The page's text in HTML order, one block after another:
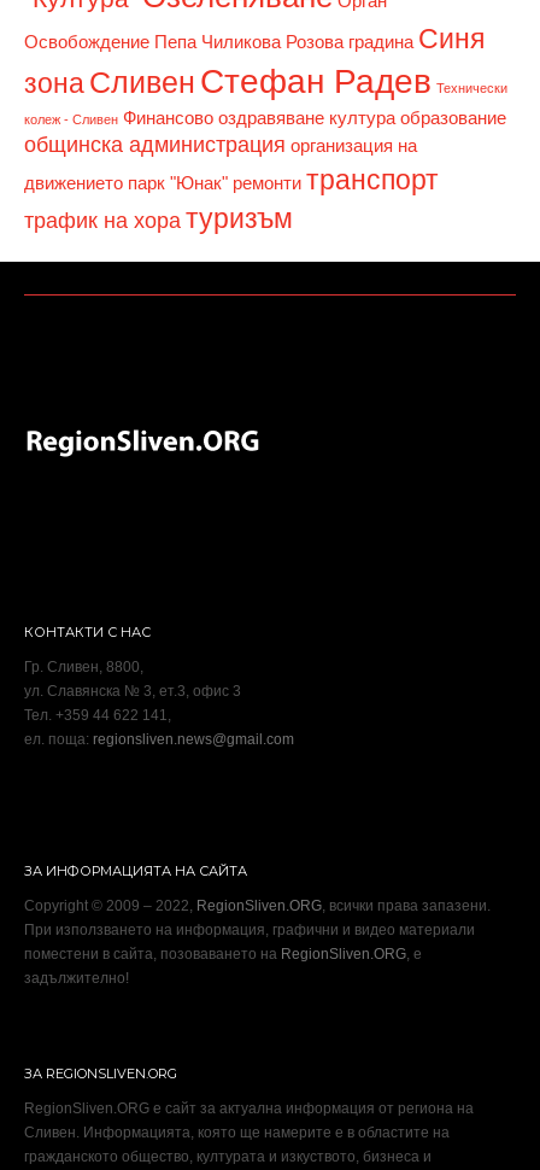
Освобождение Пепа Чиликова Розова градина Синя
зонаСливен Стефан Радев Технически
колеж - Сливен Финансово оздравяване култура образование
общинска администрация организация на
движението парк "Юнак" ремонти транспорт
трафик на хора туризъм
КОНТАКТИ С НАС
Гр. Сливен, 8800,
ул. Славянска № 3, ет.3, офис 3
Тел. +359 44 622 141,
ел. поща: regionsliven.news@gmail.com
ЗА ИНФОРМАЦИЯТА НА САЙТА
Copyright © 2009 – 2022, RegionSliven.ORG, всички права запазени.
При използването на информация, графични и видео материали
поместени в сайта, позоваването на RegionSliven.ORG, е
задължително!
ЗА REGIONSLIVEN.ORG
RegionSliven.ORG е сайт за актуална информация от региона на
Сливен. Информацията, която ще намерите е в областите на
гражданското общество, културата и изкуството, бизнеса и